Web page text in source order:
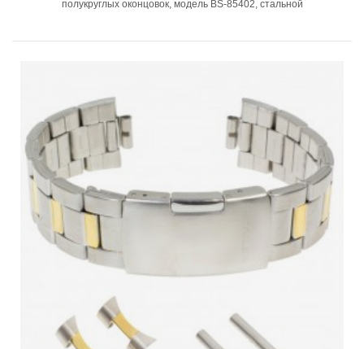
полукруглых оконцовок, модель BS-85402, стальной